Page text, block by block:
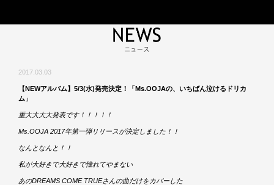
2017.03.03
【NEWアルバム】5/3(水)発売決定！「Ms.OOJAの、いちばん泣けるドリカ
ム」
重大大大大発表です！！！！！
Ms.OOJA 2017年第一弾リリースが決定しました！！
なんとなんと！！
私が大好きで大好きで憧れてやまない
あのDREAMS COME TRUEさんの曲だけをカバーした